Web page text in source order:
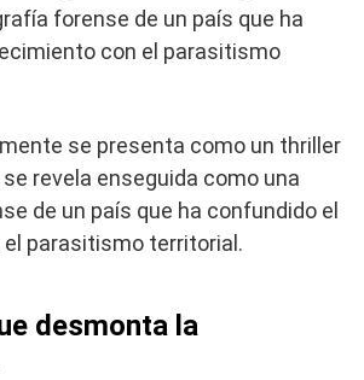
forense de un país que ha
con el parasitismo
se presenta como un thriller
revela enseguida como una
de un país que ha confundido el
parasitismo territorial.
desmonta la